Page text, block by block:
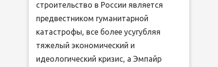
строительство в России является
предвестником гуманитарной
катастрофы, все более усугубляя
тяжелый экономический и
идеологический кризис, а Эмпайр